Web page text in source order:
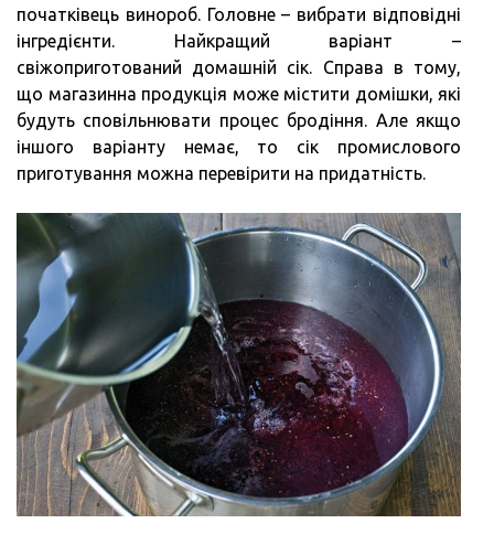
початківець винороб. Головне – вибрати відповідні
інгредієнти. Найкращий варіант –
свіжоприготований домашній сік. Справа в тому,
що магазинна продукція може містити домішки, які
будуть сповільнювати процес бродіння. Але якщо
іншого варіанту немає, то сік промислового
приготування можна перевірити на придатність.